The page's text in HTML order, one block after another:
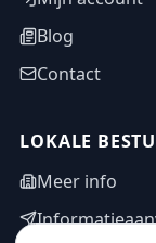
Blog
Contact
LOKALE
Meer info